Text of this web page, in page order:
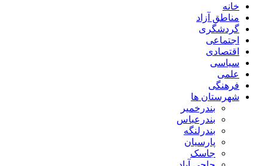
خانه
مناطق آزاد
گردشگری
اجتماعی
اقتصادی
سیاسی
علمی
فرهنگی
شهرستان ها
بندرخمیر
بندرعباس
بندرلنگه
پارسیان
جاسک